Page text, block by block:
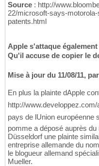
Source : http://
22/microsoft-says-
patents.html
Apple s'attaque
Qu'il accuse de copier le
Mise à jour du 11/08/11,
En plus la plainte dApple
http://www.developpez.com/
pays de lUnion
pomme a déposé auprès
Düsseldorf une plainte
entreprise allemande du
le blogueur allemand
Mueller.